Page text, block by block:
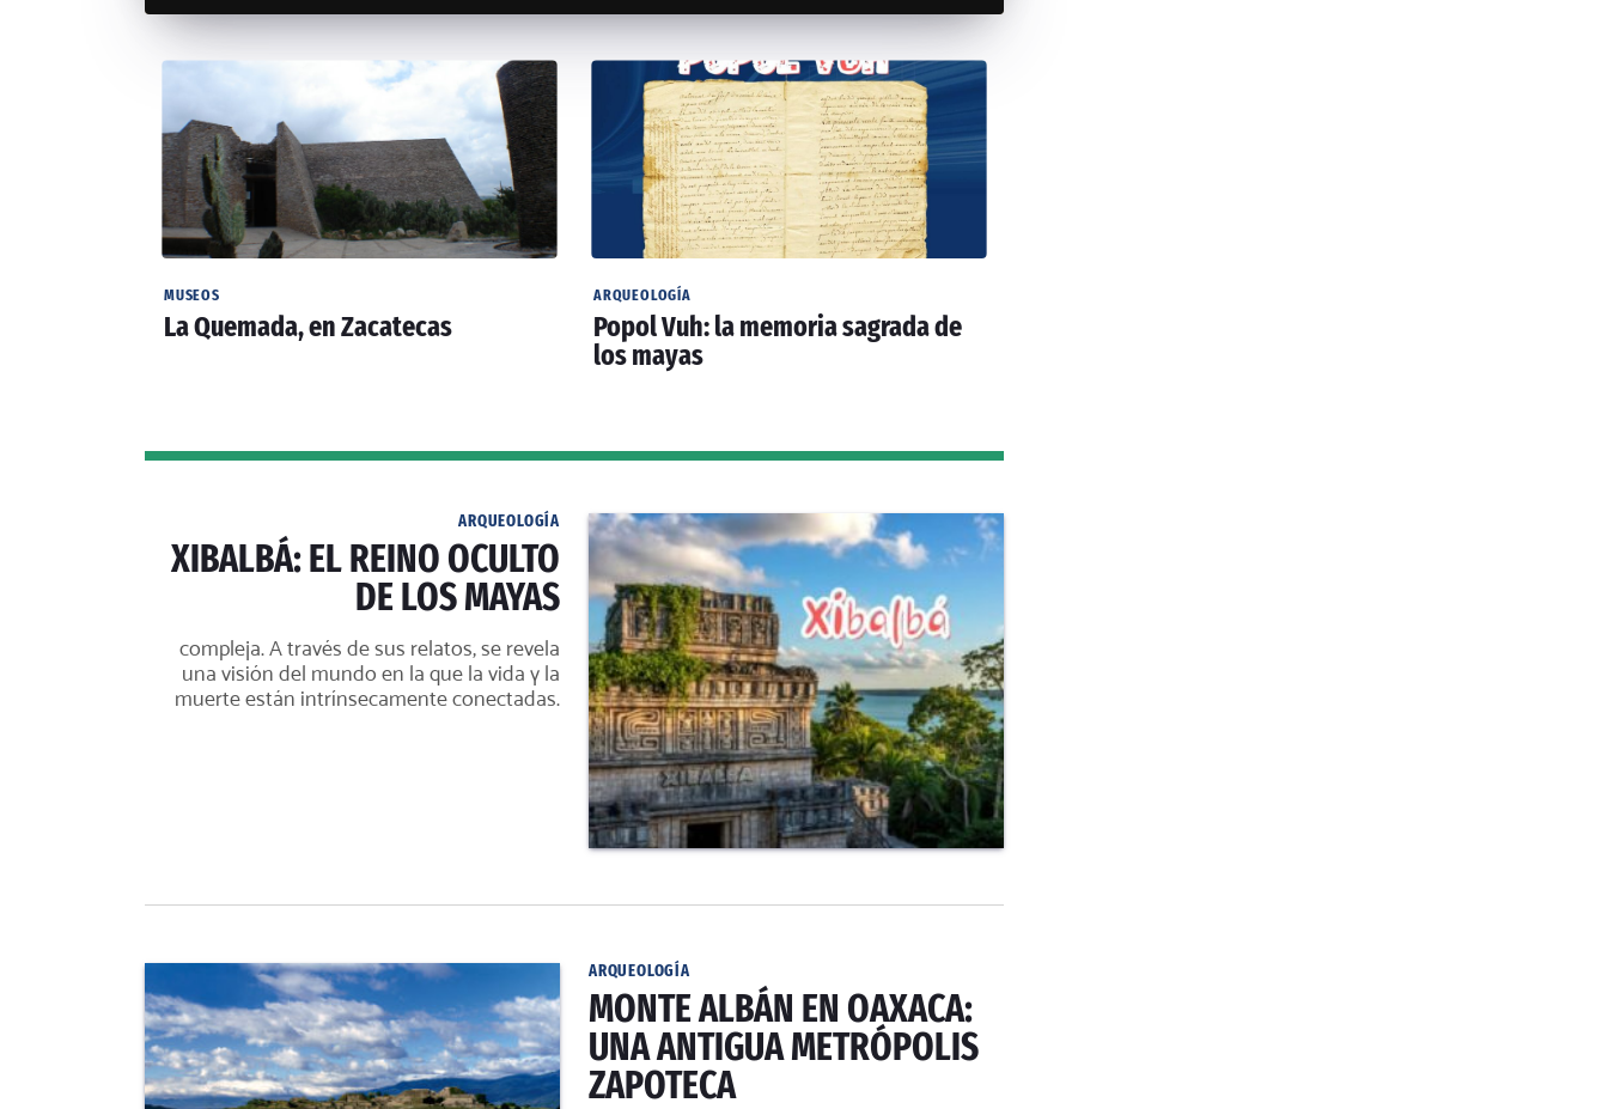
MUSEOS
La Quemada, en Zacatecas
ARQUEOLOGÍA
Popol Vuh: la memoria sagrada de
los mayas
ARQUEOLOGÍA
XIBALBÁ: EL REINO OCULTO
DE LOS MAYAS
compleja. A través de sus relatos, se revela
una visión del mundo en la que la vida y la
muerte están intrínsecamente conectadas.
ARQUEOLOGÍA
MONTE ALBÁN EN OAXACA:
UNA ANTIGUA METRÓPOLIS
ZAPOTECA